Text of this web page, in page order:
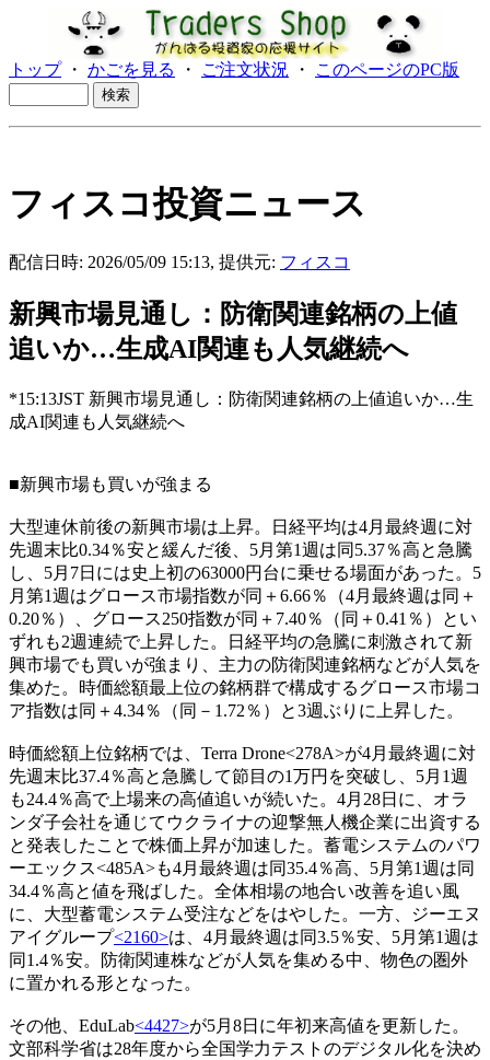
トップ・ かごを見る ・ ご注文状況 ・ このページのPC版
フィスコ投資ニュース
配信日時: 2026/05/09 15:13, 提供元: フィスコ
新興市場見通し：防衛関連銘柄の上値
追いか…生成AI関連も人気継続へ
*15:13JST 新興市場見通し：防衛関連銘柄の上値追いか…生
成AI関連も人気継続へ
■新興市場も買いが強まる
大型連休前後の新興市場は上昇。日経平均は4月最終週に対
先週末比0.34％安と緩んだ後、5月第1週は同5.37％高と急騰
し、5月7日には史上初の63000円台に乗せる場面があった。5
月第1週はグロース市場指数が同＋6.66％（4月最終週は同＋
0.20％）、グロース250指数が同＋7.40％（同＋0.41％）とい
ずれも2週連続で上昇した。日経平均の急騰に刺激されて新
興市場でも買いが強まり、主力の防衛関連銘柄などが人気を
集めた。時価総額最上位の銘柄群で構成するグロース市場コ
ア指数は同＋4.34％（同－1.72％）と3週ぶりに上昇した。
時価総額上位銘柄では、Terra Drone<278A>が4月最終週に対
先週末比37.4％高と急騰して節目の1万円を突破し、5月1週
も24.4％高で上場来の高値追いが続いた。4月28日に、オラ
ンダ子会社を通じてウクライナの迎撃無人機企業に出資する
と発表したことで株価上昇が加速した。蓄電システムのパワ
ーエックス<485A>も4月最終週は同35.4％高、5月第1週は同
34.4％高と値を飛ばした。全体相場の地合い改善を追い風
に、大型蓄電システム受注などをはやした。一方、ジーエヌ
アイグループ<2160>は、4月最終週は同3.5％安、5月第1週は
同1.4％安。防衛関連株などが人気を集める中、物色の圏外
に置かれる形となった。
その他、EduLab<4427>が5月8日に年初来高値を更新した。
文部科学省は28年度から全国学力テストのデジタル化を決め